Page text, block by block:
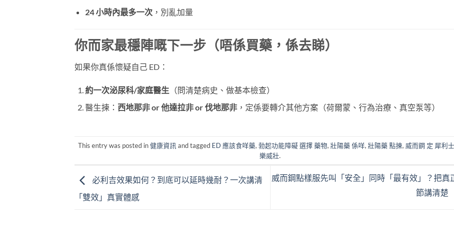
24 小時內最多一次，別亂加量
你而家最穩陣嘅下一步（唔係買藥，係去睇）
如果你真係懷疑自己 ED：
約一次泌尿科/家庭醫生 （問清楚病史、做基本檢查）
醫生揀： 西地那非 or 他達拉非 or 伐地那非，定係要轉介其他方案（荷爾蒙、行為治療、真空泵等）
This entry was posted in健康資訊 and tagged ED 應該食咩藥, 勃起功能障礙 選擇 藥物, 壯陽藥 係咩, 壯陽藥 點揀, 威而鋼 定 犀利
樂威壯.
必利吉效果如何？到底可以延時幾耐？一次講清
「雙效」真實體感
威而鋼點樣服先叫「安全」同時「最有效」？把真
節講清楚